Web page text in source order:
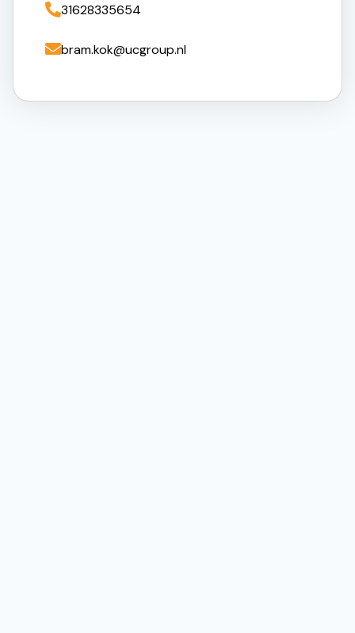
31628335654
bram.kok@ucgroup.nl